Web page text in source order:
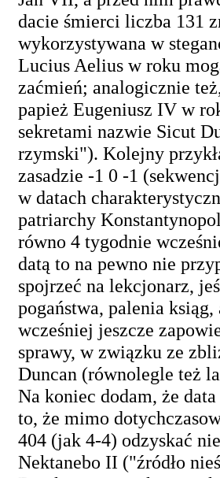
dacie śmierci liczba 131
wykorzystywana w
Lucius Aelius w roku
zaćmień; analogicznie
papież Eugeniusz IV w
sekretami nazwie Sicut
rzymski"). Kolejny
zasadzie -1 0 -1
w datach
patriarchy
równo 4 tygodnie
datą to na pewno nie
spojrzeć na lekcjonarz,
pogaństwa, palenia
wcześniej jeszcze
sprawy, w związku ze
Duncan (równolegle też
Na koniec dodam, że
to, że mimo
404 (jak 4-4) odzyskać
Nektanebo II ("źródło